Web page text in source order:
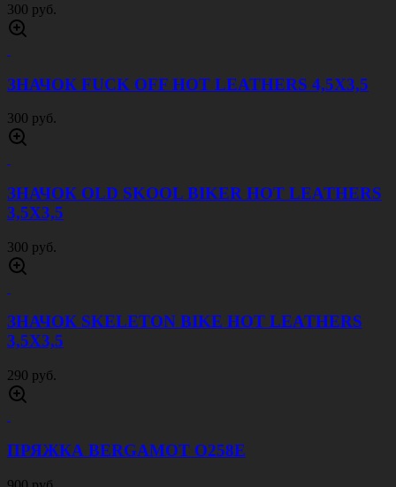
300 руб.
ЗНАЧОК FUCK OFF HOT LEATHERS 4,5Х3,5
300 руб.
ЗНАЧОК OLD SKOOL BIKER HOT LEATHERS
3,5Х3,5
300 руб.
ЗНАЧОК SKELETON BIKE HOT LEATHERS
3,5Х3,5
290 руб.
ПРЯЖКА BERGAMOT O258E